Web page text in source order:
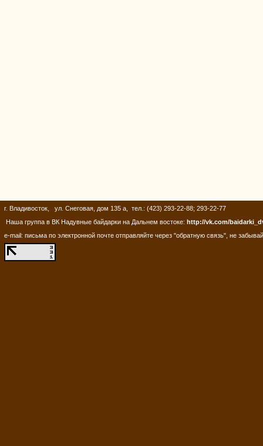
г. Владивосток, ул. Снеговая, дом 135 а, тел.: (423) 293-22-88; 293-22-77
Наша группа в ВК Надувные байдарки на Дальнем востоке: http://vk.com/
e-mail: письма по электронной почте отправляйте через "обратную связь", не